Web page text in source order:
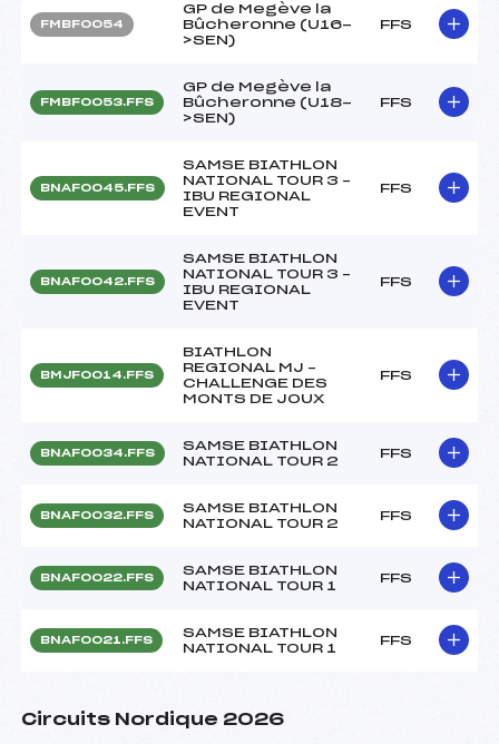
FMBF0054
GP de Megève la
Bûcheronne (U16-
>SEN)
FFS
FMBF0053.FFS
GP de Megève la
Bûcheronne (U18-
>SEN)
FFS
BNAF0045.FFS
SAMSE BIATHLON
NATIONAL TOUR 3 –
IBU REGIONAL
EVENT
FFS
BNAF0042.FFS
SAMSE BIATHLON
NATIONAL TOUR 3 –
IBU REGIONAL
EVENT
FFS
BMJF0014.FFS
BIATHLON
REGIONAL MJ –
CHALLENGE DES
MONTS DE JOUX
FFS
BNAF0034.FFS
SAMSE BIATHLON
NATIONAL TOUR 2
FFS
BNAF0032.FFS
SAMSE BIATHLON
NATIONAL TOUR 2
FFS
BNAF0022.FFS
SAMSE BIATHLON
NATIONAL TOUR 1
FFS
BNAF0021.FFS
SAMSE BIATHLON
NATIONAL TOUR 1
FFS
Circuits Nordique 2026